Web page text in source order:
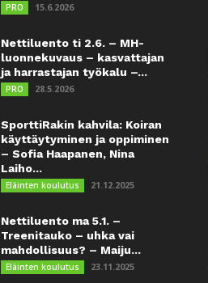
PRO 15.6.2026
Nettiluento ti 2.6. – MH-
luonnekuvaus – kasvattajan
ja harrastajan työkalu –...
PRO 28.5.2026
SporttiRakin kahvila: Koiran
käyttäytyminen ja oppiminen
– Sofia Haapanen, Nina
Laiho...
Eläinten koulutus 21.12.2025
Nettiluento ma 5.1. –
Treenitauko – uhka vai
mahdollisuus? – Maiju...
Eläinten koulutus 23.11.2025